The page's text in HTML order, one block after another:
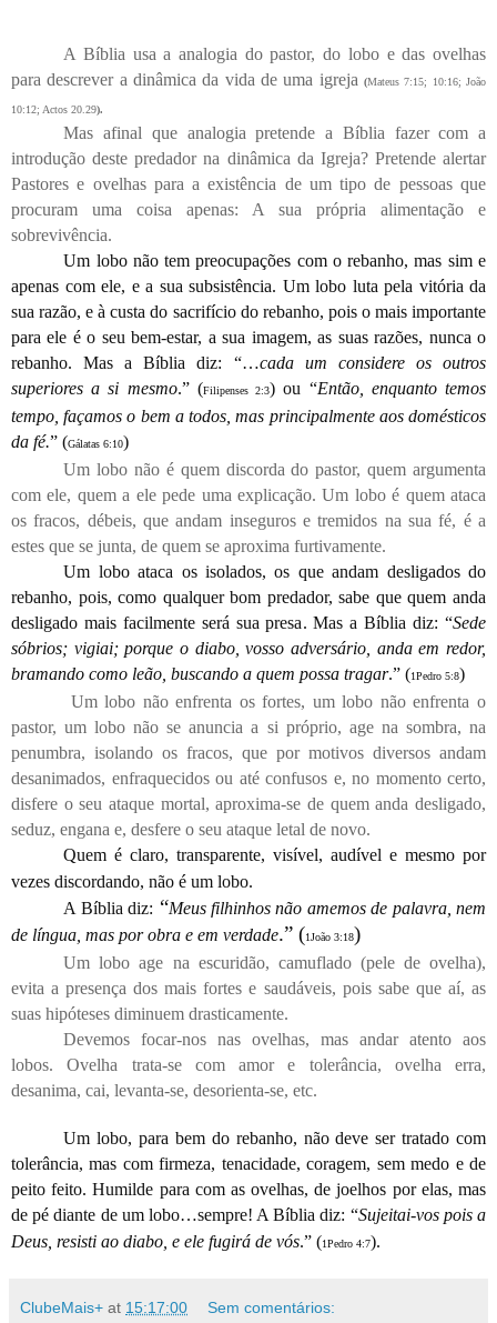
A Bíblia usa a analogia do pastor, do lobo e das ovelhas
para descrever a dinâmica da vida de uma igreja (Mateus 7:15; 10:16; João
10:12; Actos 20.29).
Mas afinal que analogia pretende a Bíblia fazer com a
introdução deste predador na dinâmica da Igreja? Pretende alertar
Pastores e ovelhas para a existência de um tipo de pessoas que
procuram uma coisa apenas: A sua própria alimentação e
sobrevivência.
Um lobo não tem preocupações com o rebanho, mas sim e
apenas com ele, e a sua subsistência. Um lobo luta pela vitória da
sua razão, e à custa do sacrifício do rebanho, pois o mais importante
para ele é o seu bem-estar, a sua imagem, as suas razões, nunca o
rebanho. Mas a Bíblia diz: “…cada um considere os outros
superiores a si mesmo.” (Filipenses 2:3) ou “Então, enquanto temos
tempo, façamos o bem a todos, mas principalmente aos domésticos
da fé.” (Gálatas 6:10)
Um lobo não é quem discorda do pastor, quem argumenta
com ele, quem a ele pede uma explicação. Um lobo é quem ataca
os fracos, débeis, que andam inseguros e tremidos na sua fé, é a
estes que se junta, de quem se aproxima furtivamente.
Um lobo ataca os isolados, os que andam desligados do
rebanho, pois, como qualquer bom predador, sabe que quem anda
desligado mais facilmente será sua presa. Mas a Bíblia diz: “Sede
sóbrios; vigiai; porque o diabo, vosso adversário, anda em redor,
bramando como leão, buscando a quem possa tragar.” (1Pedro 5:8)
Um lobo não enfrenta os fortes, um lobo não enfrenta o
pastor, um lobo não se anuncia a si próprio, age na sombra, na
penumbra, isolando os fracos, que por motivos diversos andam
desanimados, enfraquecidos ou até confusos e, no momento certo,
disfere o seu ataque mortal, aproxima-se de quem anda desligado,
seduz, engana e, desfere o seu ataque letal de novo.
Quem é claro, transparente, visível, audível e mesmo por
vezes discordando, não é um lobo.
A Bíblia diz: “Meus filhinhos não amemos de palavra, nem
de língua, mas por obra e em verdade.” (1João 3:18)
Um lobo age na escuridão, camuflado (pele de ovelha),
evita a presença dos mais fortes e saudáveis, pois sabe que aí, as
suas hipóteses diminuem drasticamente.
Devemos focar-nos nas ovelhas, mas andar atento aos
lobos. Ovelha trata-se com amor e tolerância, ovelha erra,
desanima, cai, levanta-se, desorienta-se, etc.
Um lobo, para bem do rebanho, não deve ser tratado com
tolerância, mas com firmeza, tenacidade, coragem, sem medo e de
peito feito. Humilde para com as ovelhas, de joelhos por elas, mas
de pé diante de um lobo…sempre! A Bíblia diz: “Sujeitai-vos pois a
Deus, resisti ao diabo, e ele fugirá de vós.” (1Pedro 4:7).
ClubeMais+ at 15:17:00 Sem comentários: